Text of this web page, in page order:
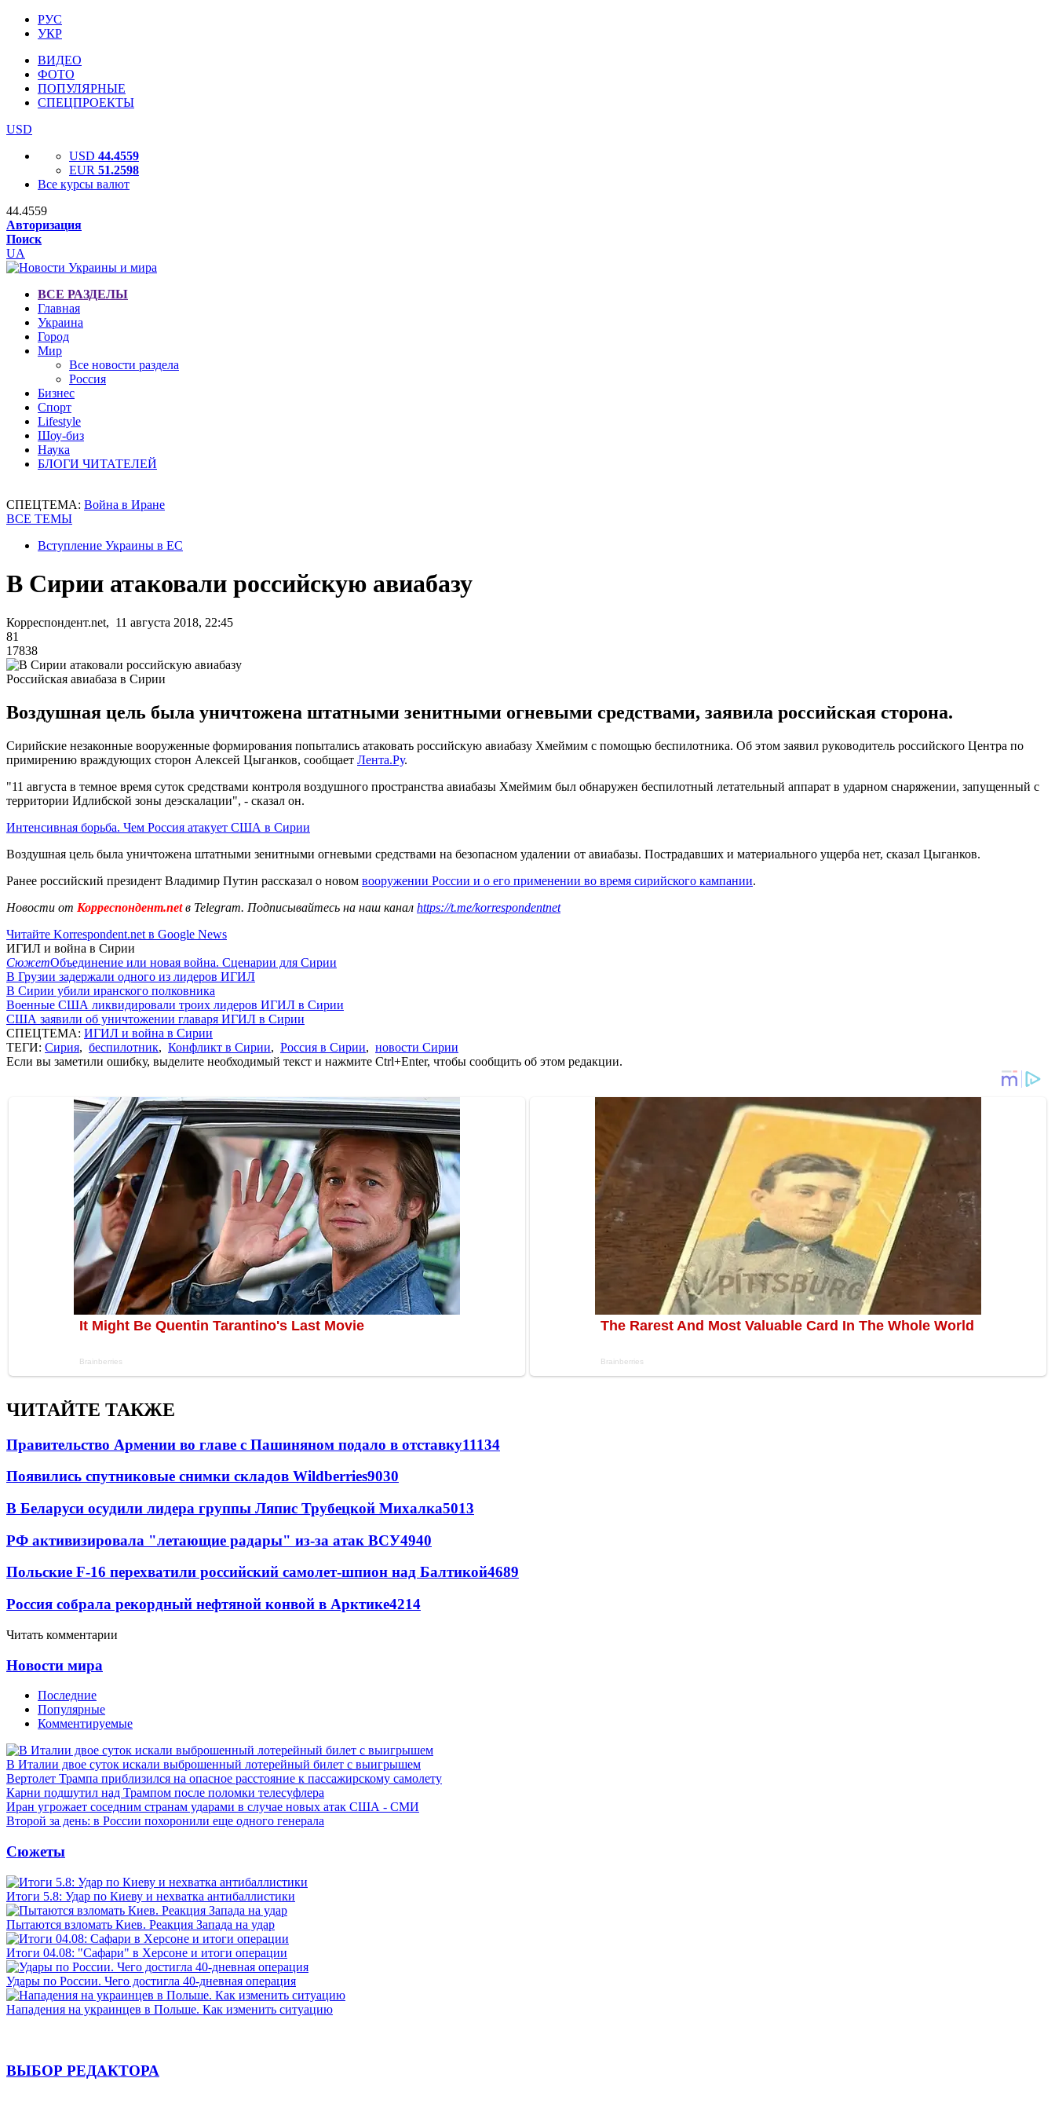
РУС
УКР
ВИДЕО
ФОТО
ПОПУЛЯРНЫЕ
СПЕЦПРОЕКТЫ
USD
USD 44.4559
EUR 51.2598
Все курсы валют
44.4559
Авторизация
Поиск
UA
ВСЕ РАЗДЕЛЫ
Главная
Украина
Город
Мир
Все новости раздела
Россия
Бизнес
Спорт
Lifestyle
Шоу-биз
Наука
БЛОГИ ЧИТАТЕЛЕЙ
СПЕЦТЕМА: Война в Иране
ВСЕ ТЕМЫ
Вступление Украины в ЕС
В Сирии атаковали российскую авиабазу
Корреспондент.net, 11 августа 2018, 22:45
81
17838
Российская авиабаза в Сирии
Воздушная цель была уничтожена штатными зенитными огневыми средствами, заявила российская сторона.
Сирийские незаконные вооруженные формирования попытались атаковать российскую авиабазу Хмеймим с помощью беспилотника. Об этом заявил руководитель российского Центра по
примирению враждующих сторон Алексей Цыганков, сообщает Лента.Ру.
"11 августа в темное время суток средствами контроля воздушного пространства авиабазы Хмеймим был обнаружен беспилотный летательный аппарат в ударном снаряжении, запущенный с
территории Идлибской зоны деэскалации", - сказал он.
Интенсивная борьба. Чем Россия атакует США в Сирии
Воздушная цель была уничтожена штатными зенитными огневыми средствами на безопасном удалении от авиабазы. Пострадавших и материального ущерба нет, сказал Цыганков.
Ранее российский президент Владимир Путин рассказал о новом вооружении России и о его применении во время сирийского кампании.
Новости от Корреспондент.netв Telegram. Подписывайтесь на наш канал https://t.me/korrespondentnet
Читайте Korrespondent.net в Google News
ИГИЛ и война в Сирии
СюжетОбъединение или новая война. Сценарии для Сирии
В Грузии задержали одного из лидеров ИГИЛ
В Сирии убили иранского полковника
Военные США ликвидировали троих лидеров ИГИЛ в Сирии
США заявили об уничтожении главаря ИГИЛ в Сирии
СПЕЦТЕМА: ИГИЛ и война в Сирии
ТЕГИ: Сирия, беспилотник, Конфликт в Сирии, Россия в Сирии, новости Сирии
Если вы заметили ошибку, выделите необходимый текст и нажмите Ctrl+Enter, чтобы сообщить об этом редакции.
ЧИТАЙТЕ ТАКЖЕ
Правительство Армении во главе с Пашиняном подало в отставку11134
Появились спутниковые снимки складов Wildberries9030
В Беларуси осудили лидера группы Ляпис Трубецкой Михалка5013
РФ активизировала "летающие радары" из-за атак ВСУ4940
Польские F-16 перехватили российский самолет-шпион над Балтикой4689
Россия собрала рекордный нефтяной конвой в Арктике4214
Читать комментарии
Новости мира
Последние
Популярные
Комментируемые
В Италии двое суток искали выброшенный лотерейный билет с выигрышем
Вертолет Трампа приблизился на опасное расстояние к пассажирскому самолету
Карни подшутил над Трампом после поломки телесуфлера
Иран угрожает соседним странам ударами в случае новых атак США - СМИ
Второй за день: в России похоронили еще одного генерала
Сюжеты
Итоги 5.8: Удар по Киеву и нехватка антибаллистики
Пытаются взломать Киев. Реакция Запада на удар
Итоги 04.08: "Сафари" в Херсоне и итоги операции
Удары по России. Чего достигла 40-дневная операция
Нападения на украинцев в Польше. Как изменить ситуацию
ВЫБОР РЕДАКТОРА